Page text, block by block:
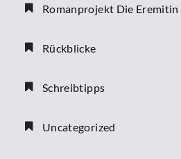
Romanprojekt Die Eremitin
Rückblicke
Schreibtipps
Uncategorized